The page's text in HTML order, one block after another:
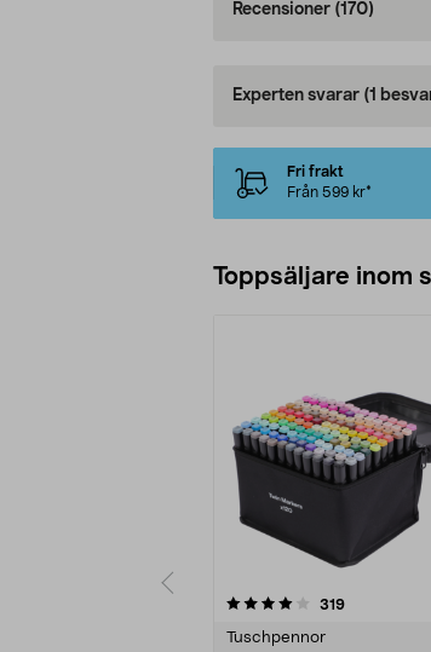
Recensioner (170)
Experten svarar (1
Fri frakt
Från 599 kr*
Toppsäljare inom
319recensioner
Tuschpennor
4.5 av 5 stjärnor